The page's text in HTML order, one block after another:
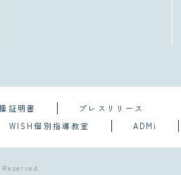
証明書
プレスリリース
WISH個別指導教室 ADMi